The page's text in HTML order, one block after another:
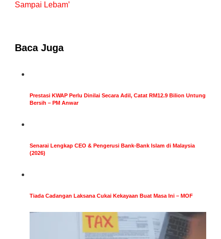
Sampai Lebam’
Baca Juga
Prestasi KWAP Perlu Dinilai Secara Adil, Catat RM12.9 Bilion Untung
Bersih – PM Anwar
Senarai Lengkap CEO & Pengerusi Bank-Bank Islam di Malaysia
(2026)
Tiada Cadangan Laksana Cukai Kekayaan Buat Masa Ini – MOF